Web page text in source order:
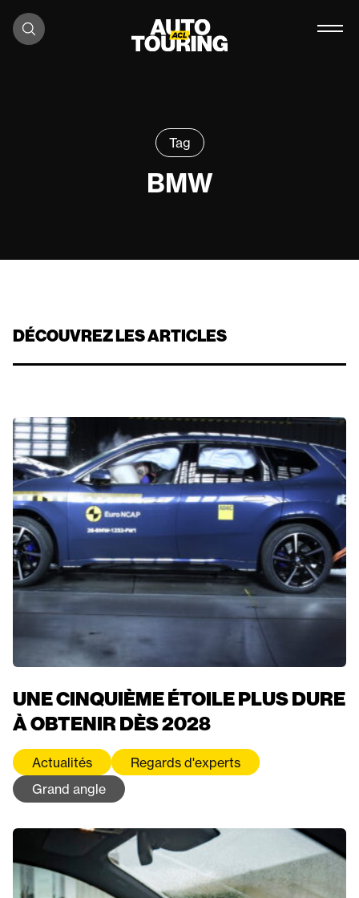
Aller au contenu
Tag
BMW
DÉCOUVREZ LES ARTICLES
UNE CINQUIÈME ÉTOILE PLUS DURE
À OBTENIR DÈS 2028
Actualités
Regards d'experts
Grand angle